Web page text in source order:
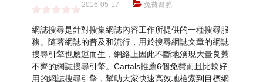
2016-05-17 免費資源
網誌搜尋是針對搜集網誌內容工作所提供的一種搜尋服
務。隨著網誌的普及和流行，用於搜尋網誌文章的網誌
搜尋引擎也應運而生，網絡上因此不斷地湧現大量良莠
不齊的網誌搜尋引擎。Cartals推薦6個免費而且比較好
用的網誌搜尋引擎，幫助大家快速高效地檢索到目標網